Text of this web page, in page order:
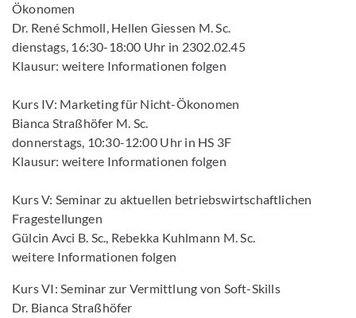
Ökonomen
Dr. René Schmoll, Hellen Giessen M. Sc.
dienstags, 16:30-18:00 Uhr in 2302.02.45
Klausur: weitere Informationen folgen
Kurs IV: Marketing für Nicht-Ökonomen
Bianca Straßhöfer M. Sc.
donnerstags, 10:30-12:00 Uhr in HS 3F
Klausur: weitere Informationen folgen
Kurs V: Seminar zu aktuellen betriebswirtschaftlichen
Fragestellungen
Gülcin Avci B. Sc., Rebekka Kuhlmann M. Sc.
weitere Informationen folgen
Kurs VI: Seminar zur Vermittlung von Soft-Skills
Dr. Bianca Straßhöfer